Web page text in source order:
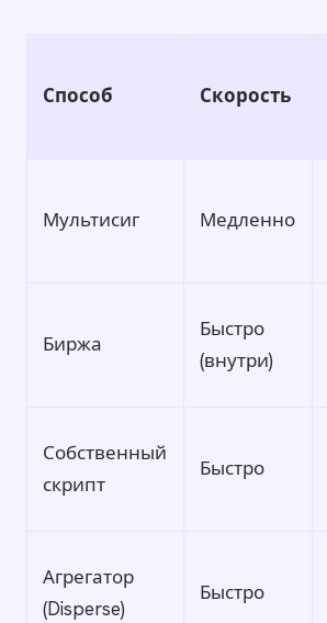
Способ Скорость
Мультисиг Медленно
Биржа
Быстро
(внутри)
Собственный
скрипт
Быстро
Агрегатор
(Disperse)
Быстро